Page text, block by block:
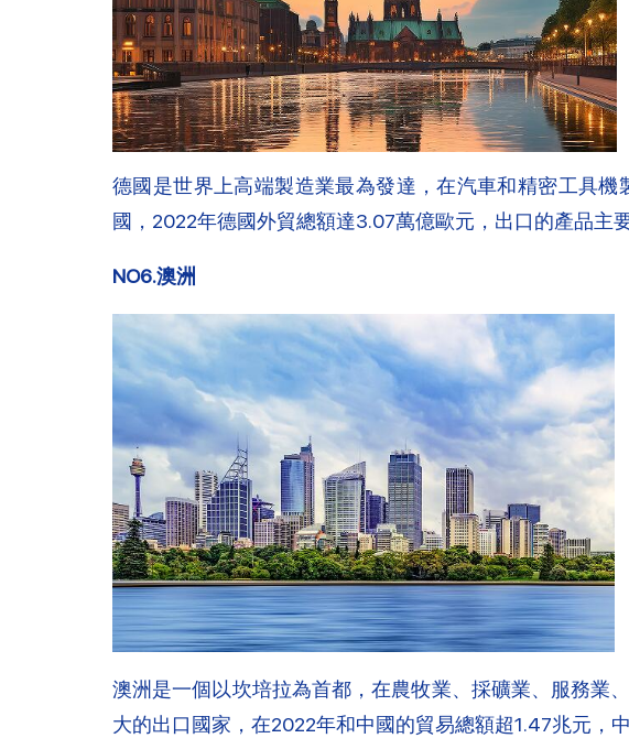
德國是世界上高端製造業最為發達，在汽車和精密工具
國，2022年德國外貿總額達3.07萬億歐元，出口的產品主
NO6.澳洲
澳洲是一個以坎培拉為首都，在農牧業、採礦業、服務業
大的出口國家，在2022年和中國的貿易總額超1.47兆元，